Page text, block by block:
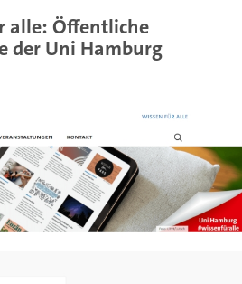
alle: Öffentliche
der Uni Hamburg